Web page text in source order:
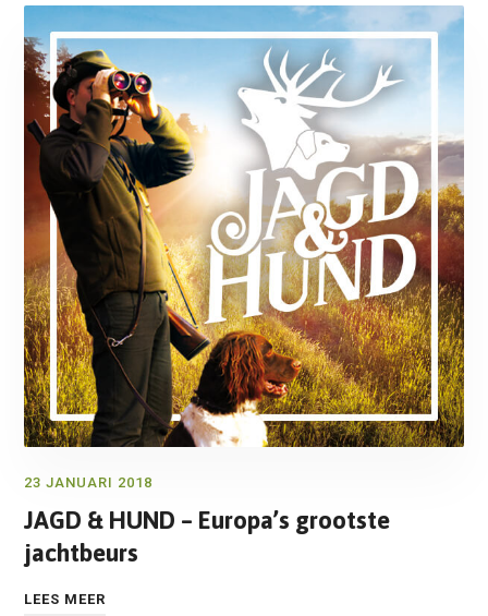
23 JANUARI 2018
JAGD & HUND – Europa’s grootste
jachtbeurs
LEES MEER